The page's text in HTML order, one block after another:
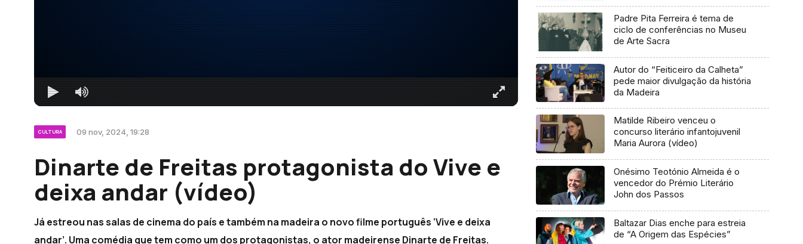
CULTURA 09 nov, 2024, 19:28
Dinarte de Freitas protagonista do Vive e
deixa andar (vídeo)
Já estreou nas salas de cinema do país e também na madeira o novo filme português ‘Vive e deixa
andar’. Uma comédia que tem como um dos protagonistas, o ator madeirense Dinarte de Freitas.
Padre Pita Ferreira é tema de
ciclo de conferências no Museu
de Arte Sacra
Autor do “Feiticeiro da Calheta”
pede maior divulgação da história
da Madeira
Matilde Ribeiro venceu o
concurso literário infantojuvenil
Maria Aurora (vídeo)
Onésimo Teotónio Almeida é o
vencedor do Prémio Literário
John dos Passos
Baltazar Dias enche para estreia
de “A Origem das Espécies”